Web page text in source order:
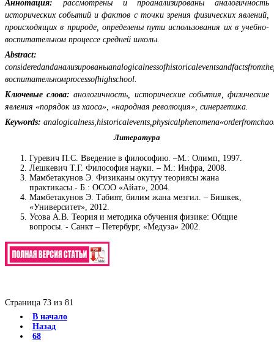
Аннотация: рассмотрены и проанализированы аналогичность
исторических событий и фактов с точки зрения физических явлений,
происходящих в природе, определены пути использования их в учебно-
воспитательном процессе средней школы.
Abstract:
воспитательномprocessofhighschool.
Ключевые слова: анологичность, исторические события, физические
явления «порядок из хаоса», «народная революция», синергетика.
Keywords:
Литература
Гуревич П.С. Введение в философию. –М.: Олимп, 1997.
Лешкевич Т.Г. Философия науки. – М.: Инфра, 2008.
Мамбетакунов Э. Физиканы окутуу теориясы жана
практикасы.- Б.: ОСОО «Айат», 2004.
Мамбетакунов Э. Табият, билим жана мезгил. – Бишкек,
«Университет», 2012.
Усова А.В. Теория и методика обучения физике: Общие
вопросы. - Санкт – Петербург, «Медуза» 2002.
Страница 73 из 81
В начало
Назад
68